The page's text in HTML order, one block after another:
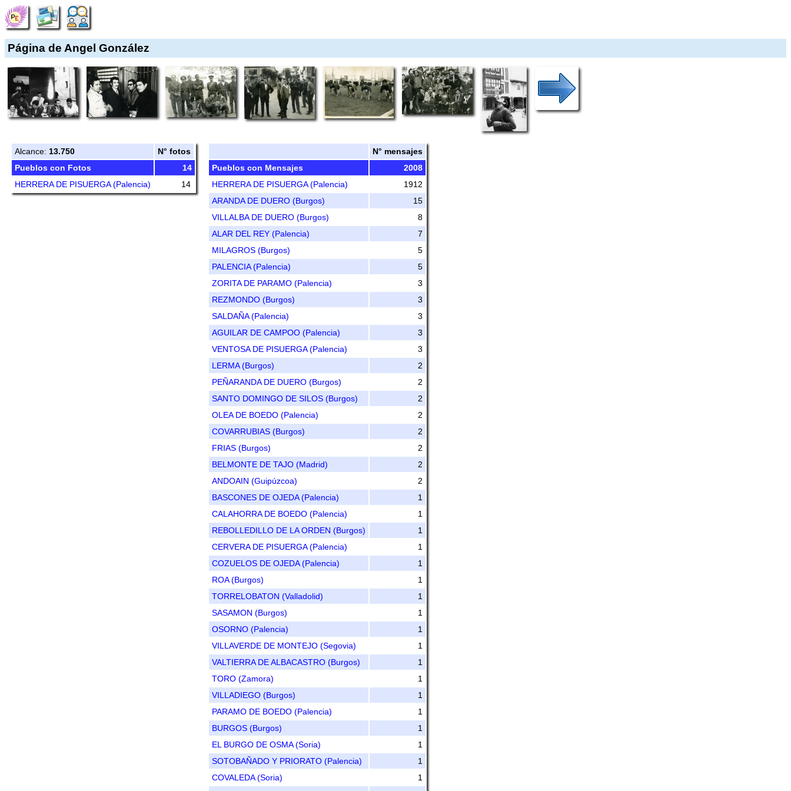
Página de Angel González
Alcance: 13.750
N° fotos
Pueblos con Fotos
14
HERRERA DE PISUERGA (Palencia)
14
N° mensajes
Pueblos con Mensajes
2008
HERRERA DE PISUERGA (Palencia)
1912
ARANDA DE DUERO (Burgos)
15
VILLALBA DE DUERO (Burgos)
8
ALAR DEL REY (Palencia)
7
MILAGROS (Burgos)
5
PALENCIA (Palencia)
5
ZORITA DE PARAMO (Palencia)
3
REZMONDO (Burgos)
3
SALDAÑA (Palencia)
3
AGUILAR DE CAMPOO (Palencia)
3
VENTOSA DE PISUERGA (Palencia)
3
LERMA (Burgos)
2
PEÑARANDA DE DUERO (Burgos)
2
SANTO DOMINGO DE SILOS (Burgos)
2
OLEA DE BOEDO (Palencia)
2
COVARRUBIAS (Burgos)
2
FRIAS (Burgos)
2
BELMONTE DE TAJO (Madrid)
2
ANDOAIN (Guipúzcoa)
2
BASCONES DE OJEDA (Palencia)
1
CALAHORRA DE BOEDO (Palencia)
1
REBOLLEDILLO DE LA ORDEN (Burgos)
1
CERVERA DE PISUERGA (Palencia)
1
COZUELOS DE OJEDA (Palencia)
1
ROA (Burgos)
1
TORRELOBATON (Valladolid)
1
SASAMON (Burgos)
1
OSORNO (Palencia)
1
VILLAVERDE DE MONTEJO (Segovia)
1
VALTIERRA DE ALBACASTRO (Burgos)
1
TORO (Zamora)
1
VILLADIEGO (Burgos)
1
PARAMO DE BOEDO (Palencia)
1
BURGOS (Burgos)
1
EL BURGO DE OSMA (Soria)
1
SOTOBAÑADO Y PRIORATO (Palencia)
1
COVALEDA (Soria)
1